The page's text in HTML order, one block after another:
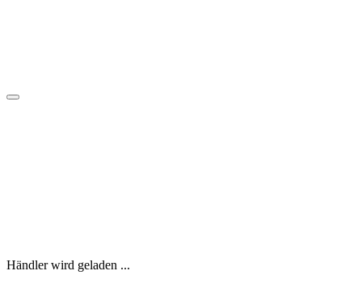
Händler wird geladen ...